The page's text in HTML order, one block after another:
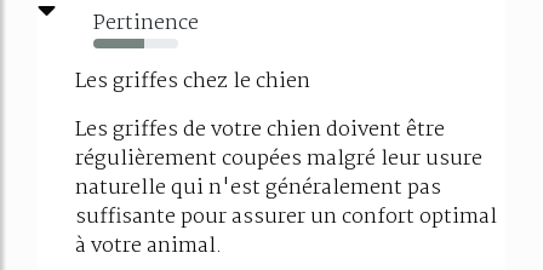
Pertinence
60%
Les griffes chez le chien
Les griffes de votre chien doivent être
régulièrement coupées malgré leur usure
naturelle qui n'est généralement pas
suffisante pour assurer un confort optimal
à votre animal.